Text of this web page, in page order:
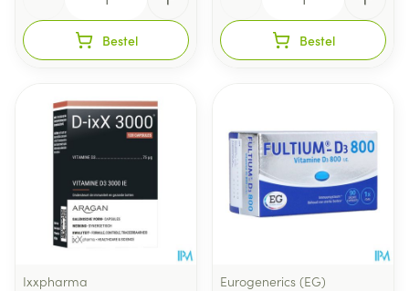
Bestel Bestel
Ixxpharma
Eurogenerics (EG)